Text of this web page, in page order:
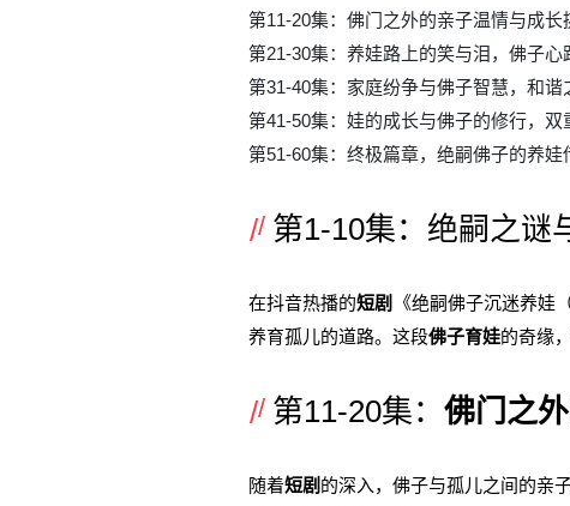
第11-20集：佛门之外的亲子温情与成长
第21-30集：养娃路上的笑与泪，佛子心
第31-40集：家庭纷争与佛子智慧，和谐
第41-50集：娃的成长与佛子的修行，双
第51-60集：终极篇章，绝嗣佛子的养娃
第1-10集：绝嗣之谜
在抖音热播的短剧
《绝嗣佛子沉迷养娃
养育孤儿的道路。这段佛子育娃的奇缘
第11-20集： 佛门之
随着短剧 的深入，佛子与孤儿之间的亲